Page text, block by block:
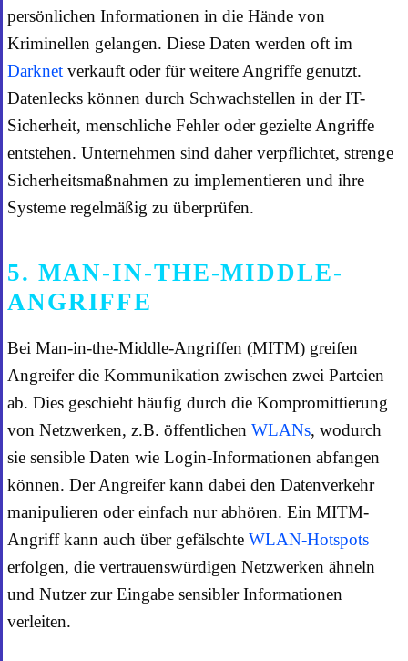
persönlichen Informationen in die Hände von
Kriminellen gelangen. Diese Daten werden oft im
Darknet verkauft oder für weitere Angriffe genutzt.
Datenlecks können durch Schwachstellen in der IT-
Sicherheit, menschliche Fehler oder gezielte Angriffe
entstehen. Unternehmen sind daher verpflichtet, strenge
Sicherheitsmaßnahmen zu implementieren und ihre
Systeme regelmäßig zu überprüfen.
5. MAN-IN-THE-MIDDLE-
ANGRIFFE
Bei Man-in-the-Middle-Angriffen (MITM) greifen
Angreifer die Kommunikation zwischen zwei Parteien
ab. Dies geschieht häufig durch die Kompromittierung
von Netzwerken, z.B. öffentlichen WLANs, wodurch
sie sensible Daten wie Login-Informationen abfangen
können. Der Angreifer kann dabei den Datenverkehr
manipulieren oder einfach nur abhören. Ein MITM-
Angriff kann auch über gefälschte WLAN-Hotspots
erfolgen, die vertrauenswürdigen Netzwerken ähneln
und Nutzer zur Eingabe sensibler Informationen
verleiten.